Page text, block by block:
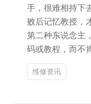
手，很难相持下
败后记忆教授，
第二种东说念主
码或教程，而不
维修资讯